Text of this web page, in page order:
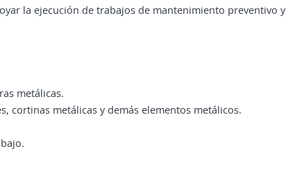
la ejecución de trabajos de mantenimiento preventivo y
metálicas.
cortinas metálicas y demás elementos metálicos.